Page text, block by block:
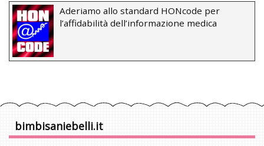
Aderiamo allo standard HONcode per
l’affidabilità dell’informazione medica
bimbisaniebelli.it